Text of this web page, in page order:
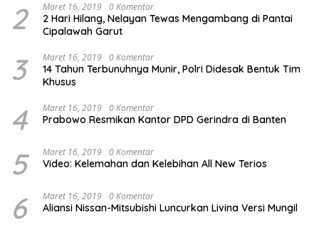
2 Maret 16, 2019 0 Komentar
2 Hari Hilang, Nelayan Tewas Mengambang di Pantai
Cipalawah Garut
3 Maret 16, 2019 0 Komentar
14 Tahun Terbunuhnya Munir, Polri Didesak Bentuk Tim
Khusus
4 Maret 16, 2019 0 Komentar
Prabowo Resmikan Kantor DPD Gerindra di Banten
5 Maret 16, 2019 0 Komentar
Video: Kelemahan dan Kelebihan All New Terios
6 Maret 16, 2019 0 Komentar
Aliansi Nissan-Mitsubishi Luncurkan Livina Versi Mungil